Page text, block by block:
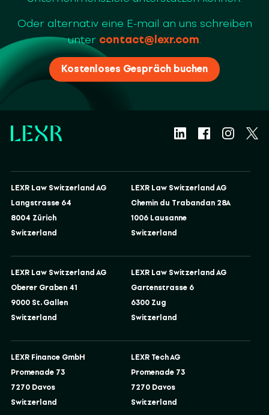
Oder alternativ eine E-mail an uns schreiben
unter contact@lexr.com.
Kostenloses Gespräch buchen
LEXR Law Switzerland AG
Langstrasse 64
8004 Zürich
Switzerland
LEXR Law Switzerland AG
Chemin du Trabandan 28A
1006 Lausanne
Switzerland
LEXR Law Switzerland AG
Oberer Graben 41
9000 St. Gallen
Switzerland
LEXR Law Switzerland AG
Gartenstrasse 6
6300 Zug
Switzerland
LEXR Finance GmbH
Promenade 73
7270 Davos
Switzerland
LEXR Tech AG
Promenade 73
7270 Davos
Switzerland